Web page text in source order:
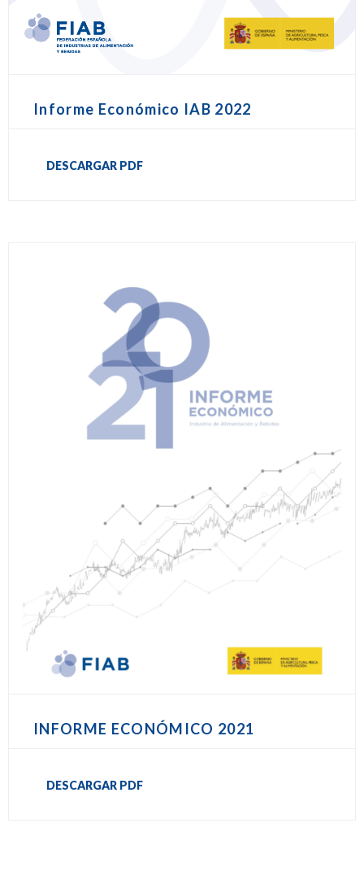
Informe Económico IAB 2022
DESCARGAR PDF
INFORME ECONÓMICO 2021
DESCARGAR PDF